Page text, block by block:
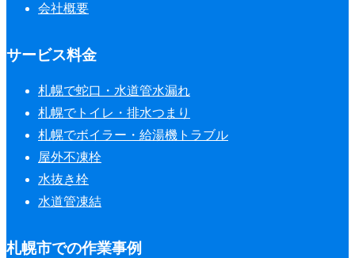
会社概要
サービス料金
札幌で蛇口・水道管水漏れ
札幌でトイレ・排水つまり
札幌でボイラー・給湯機トラブル
屋外不凍栓
水抜き栓
水道管凍結
札幌市での作業事例